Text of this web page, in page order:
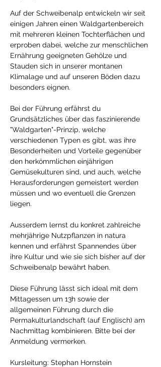
Auf der Schweibenalp entwickeln wir seit
einigen Jahren einen Waldgartenbereich
mit mehreren kleinen Tochterflächen und
erproben dabei, welche zur menschlichen
Ernährung geeigneten Gehölze und
Stauden sich in unserer montanen
Klimalage und auf unseren Böden dazu
besonders eignen.
Bei der Führung erfährst du
Grundsätzliches über das faszinierende
"Waldgarten"-Prinzip, welche
verschiedenen Typen es gibt, was ihre
Besonderheiten und Vorteile gegenüber
den herkömmlichen einjährigen
Gemüsekulturen sind, und auch, welche
Herausforderungen gemeistert werden
müssen und wo eventuell die Grenzen
liegen.
Ausserdem lernst du konkret zahlreiche
mehrjährige Nutzpflanzen in natura
kennen und erfährst Spannendes über
ihre Kultur und wie sie sich bisher auf der
Schweibenalp bewährt haben.
Diese Führung lässt sich ideal mit dem
Mittagessen um 13h sowie der
allgemeinen Führung durch die
Permakulturlandschaft (auf Englisch) am
Nachmittag kombinieren. Bitte bei der
Anmeldung vermerken.
Kursleitung: Stephan Hornstein